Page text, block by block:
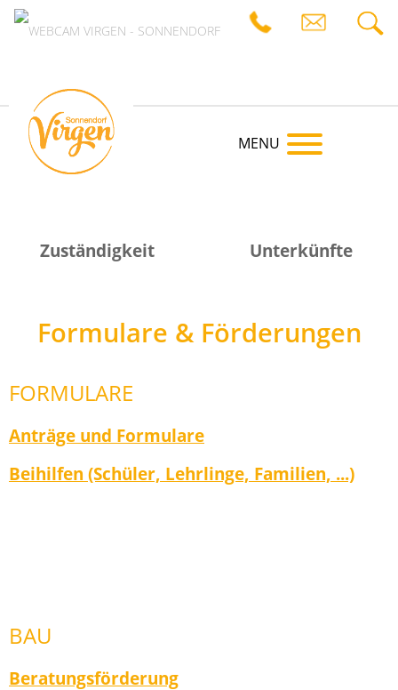
MENU
Zuständigkeit Unterkünfte
Formulare & Förderungen
FORMULARE
Anträge und Formulare
Beihilfen (Schüler, Lehrlinge, Familien, ...)
BAU
Beratungsförderung